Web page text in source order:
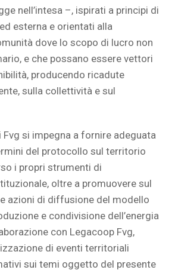
nell’intesa –, ispirati a principi di
esterna e orientati alla
dove lo scopo di lucro non
e che possano essere vettori
producendo ricadute
sulla collettività e sul
Fvg si impegna a fornire adeguata
del protocollo sul territorio
i propri strumenti di
oltre a promuovere sul
azioni di diffusione del modello
e condivisione dell’energia
con Legacoop Fvg,
di eventi territoriali
sui temi oggetto del presente